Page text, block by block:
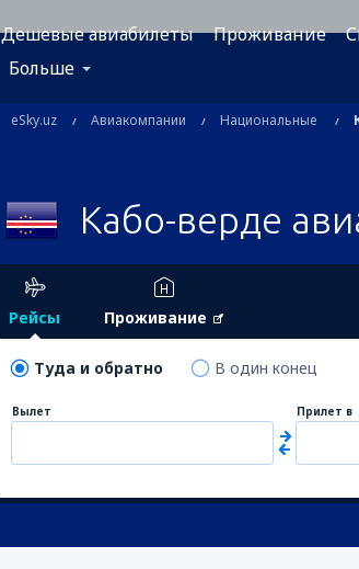
Дешевые авиабилеты Проживание
Больше
eSky.uz Авиакомпании Национальные
Кабо-верде
Рейсы Проживание
Туда и обратно В один конец
Вылет Прилет в